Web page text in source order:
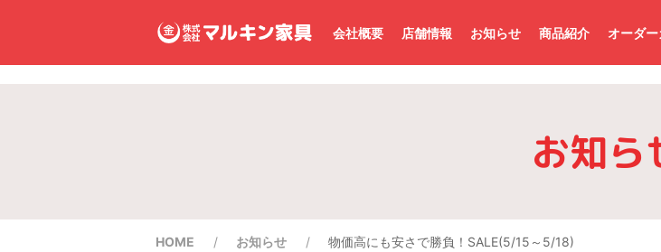
会社概要 店舗情報 お知らせ 商品紹介 オーダ
お知ら
HOME お知らせ 物価高にも安さで勝負！SALE(5/15～5/18)